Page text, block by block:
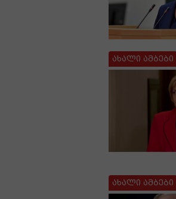
ახალი ამბები
ახალი ამბები